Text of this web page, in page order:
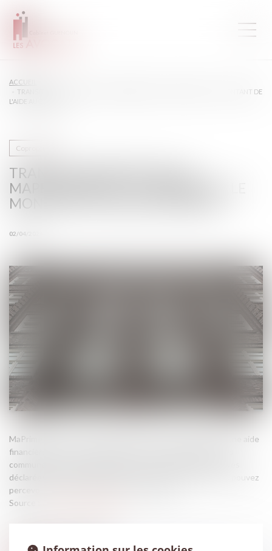
ACCUEIL
TRANSITION ÉNERGÉTIQUE -MAPRIMERÉNOV’ COPROPRIÉTÉ : LE MONTANT DE
L'AIDE AUGMENTE
TRANSITION ÉNERGÉTIQUE -
MAPRIMERÉNOV’ COPROPRIÉTÉ : LE
MONTANT DE L'AIDE AUGMENTE
02/04/2024
Copropriété
Source :
MaPrimeRénov’ Copropriété vous permet de bénéficier d’une aide
financière pour des travaux effectués au niveau des parties
communes de votre copropriété ou sur des parties privatives
déclarées d’intérêt collectif. Le montant de l’aide que vous pouvez
percevoir a été revalorisé pour l’année 2024...